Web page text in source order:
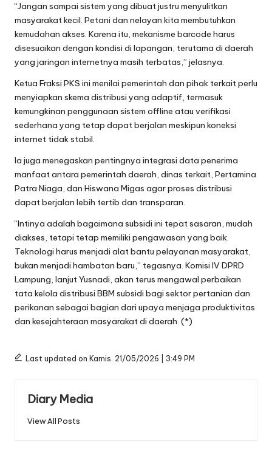
“Jangan sampai sistem yang dibuat justru menyulitkan
masyarakat kecil. Petani dan nelayan kita membutuhkan
kemudahan akses. Karena itu, mekanisme barcode harus
disesuaikan dengan kondisi di lapangan, terutama di daerah
yang jaringan internetnya masih terbatas,” jelasnya.
Ketua Fraksi PKS ini menilai pemerintah dan pihak terkait perlu
menyiapkan skema distribusi yang adaptif, termasuk
kemungkinan penggunaan sistem offline atau verifikasi
sederhana yang tetap dapat berjalan meskipun koneksi
internet tidak stabil.
Ia juga menegaskan pentingnya integrasi data penerima
manfaat antara pemerintah daerah, dinas terkait, Pertamina
Patra Niaga, dan Hiswana Migas agar proses distribusi
dapat berjalan lebih tertib dan transparan.
“Intinya adalah bagaimana subsidi ini tepat sasaran, mudah
diakses, tetapi tetap memiliki pengawasan yang baik.
Teknologi harus menjadi alat bantu pelayanan masyarakat,
bukan menjadi hambatan baru,” tegasnya. Komisi IV DPRD
Lampung, lanjut Yusnadi, akan terus mengawal perbaikan
tata kelola distribusi BBM subsidi bagi sektor pertanian dan
perikanan sebagai bagian dari upaya menjaga produktivitas
dan kesejahteraan masyarakat di daerah. (*)
Last updated on Kamis. 21/05/2026 | 3:49 PM
Diary Media
View All Posts